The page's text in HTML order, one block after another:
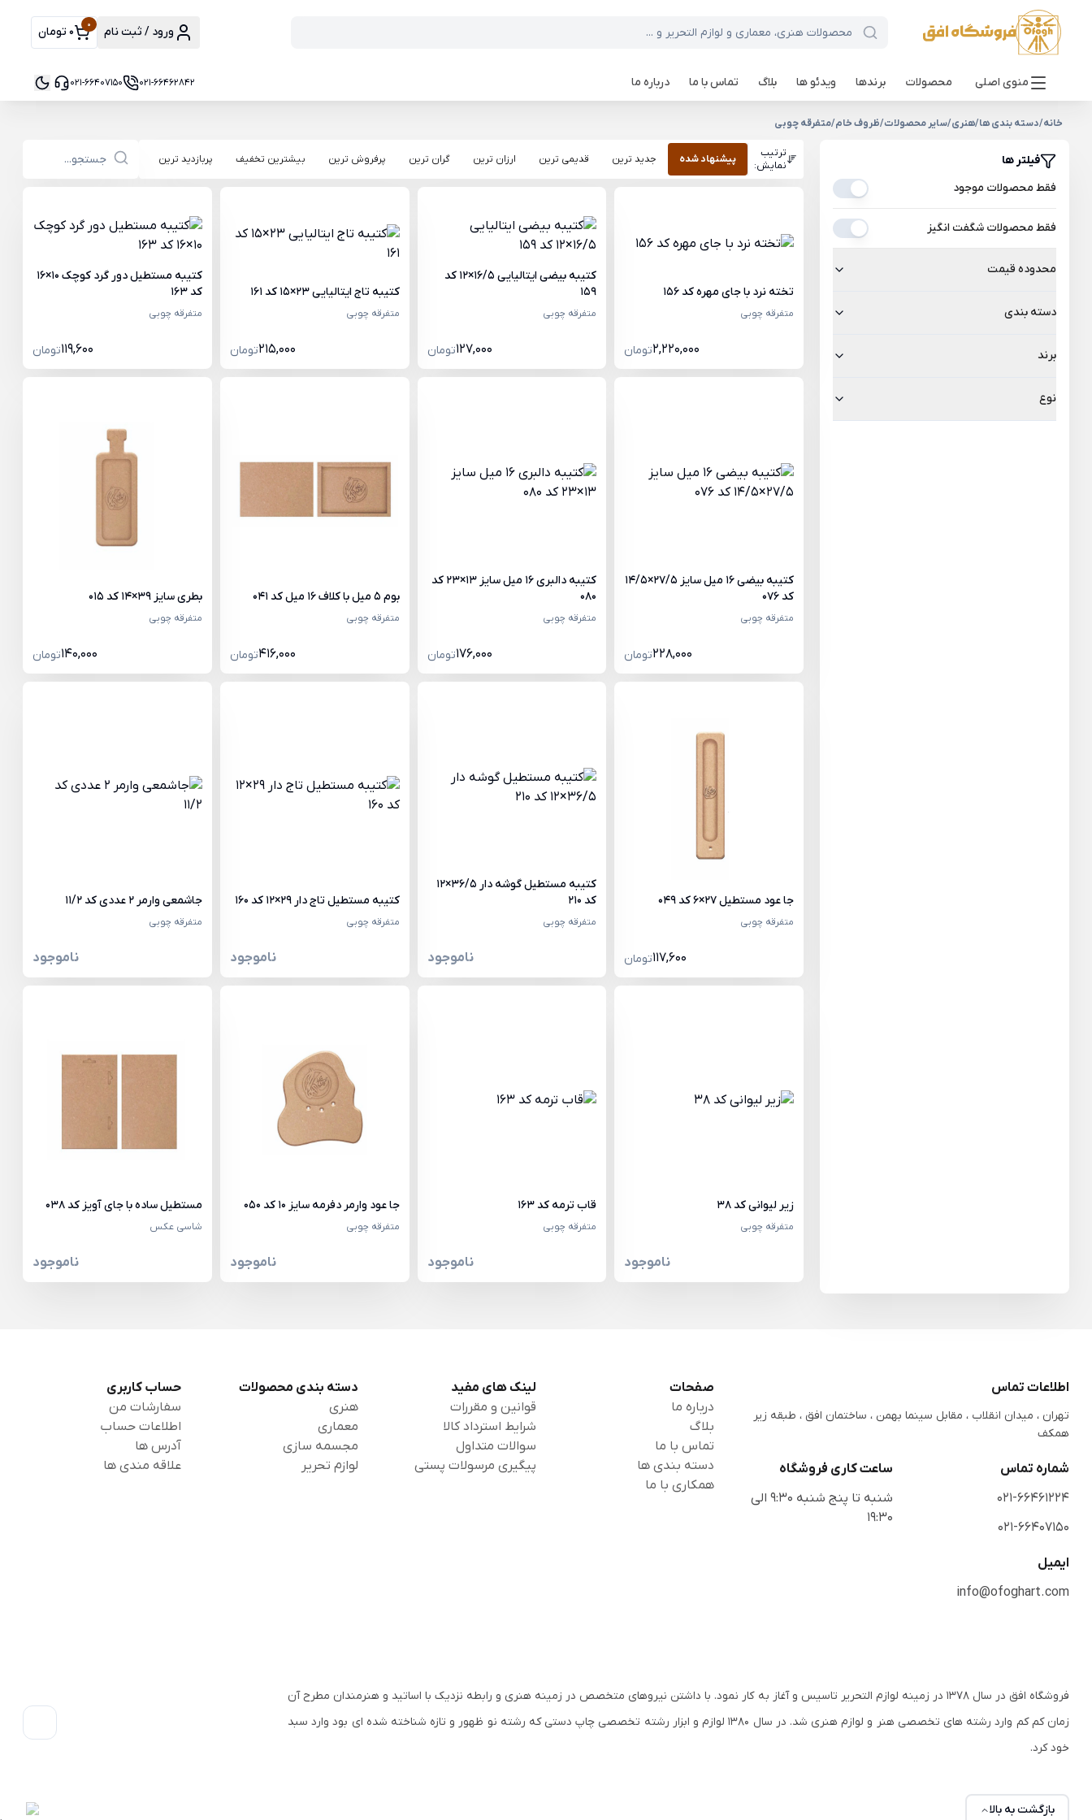
ورود / ثبت نام 0 0 تومان
منوی اصلی محصولات برندها ویدئو ها بلاگ تماس با ما درباره ما 021-66462842
021-66407150
خانه/دسته بندی ها/هنری/سایر محصولات/ظروف خام/متفرقه چوبی
فیلتر ها
فقط محصولات موجود
فقط محصولات شگفت انگیز
محدوده قیمت
دسته بندی
برند
نوع
ترتیب
نمایش:
پیشنهاد شده جدید ترین قدیمی ترین ارزان ترین گران ترین پرفروش ترین بیشترین تخفیف پربازدید ترین
تخته نرد با جای مهره کد 156
متفرقه چوبی
2,220,000تومان
کتیبه بیضی ایتالیایی 16/5×12 کد
159
متفرقه چوبی
127,000تومان
کتیبه تاج ایتالیایی 23×15 کد 161
متفرقه چوبی
215,000تومان
کتیبه مستطیل دور گرد کوچک 10×16
کد 163
متفرقه چوبی
119,600تومان
کتیبه بیضی 16 میل سایز 27/5×14/5
کد 076
متفرقه چوبی
228,000تومان
کتیبه دالبری 16 میل سایز 13×23 کد
080
متفرقه چوبی
176,000تومان
بوم 5 میل با کلاف 16 میل کد 041
متفرقه چوبی
416,000تومان
بطری سایز 39×14 کد 015
متفرقه چوبی
140,000تومان
جا عود مستطیل 27×6 کد 049
متفرقه چوبی
117,600تومان
کتیبه مستطیل گوشه دار 36/5×12
کد 210
متفرقه چوبی
ناموجود
کتیبه مستطیل تاج دار 29×12 کد 160
متفرقه چوبی
ناموجود
جاشمعی وارمر 2 عددی کد 11/2
متفرقه چوبی
ناموجود
زیر لیوانی کد 38
متفرقه چوبی
ناموجود
قاب ترمه کد 163
متفرقه چوبی
ناموجود
جا عود وارمر دفرمه سایز 10 کد 050
متفرقه چوبی
ناموجود
مستطیل ساده با جای آویز کد 038
شاسی عکس
ناموجود
اطلاعات تماس
تهران ، میدان انقلاب ، مقابل سینما بهمن ، ساختمان افق ، طبقه زیر
همکف
شماره تماس
021-66461224
021-66407150
ساعت کاری فروشگاه
شنبه تا پنج شنبه 9:30 الی
19:30
ایمیل
info@ofoghart.com
صفحات
درباره ما
بلاگ
تماس با ما
دسته بندی ها
همکاری با ما
لینک های مفید
قوانین و مقررات
شرایط استرداد کالا
سوالات متداول
پیگیری مرسولات پستی
دسته بندی محصولات
هنری
معماری
مجسمه سازی
لوازم تحریر
حساب کاربری
سفارشات من
اطلاعات حساب
آدرس ها
علاقه مندی ها
فروشگاه افق در سال ۱۳۷۸ در زمینه لوازم التحریر تاسیس و آغاز به کار نمود. با داشتن نیروهای متخصص در زمینه هنری و رابطه نزدیک با اساتید و هنرمندان مطرح آن
زمان کم کم وارد رشته های تخصصی هنر و لوازم هنری شد. در سال ۱۳۸۰ لوازم و ابزار رشته تخصصی چاپ دستی که رشته نو ظهور و تازه شناخته شده ای بود وارد سبد
خود کرد.
بازگشت به بالا